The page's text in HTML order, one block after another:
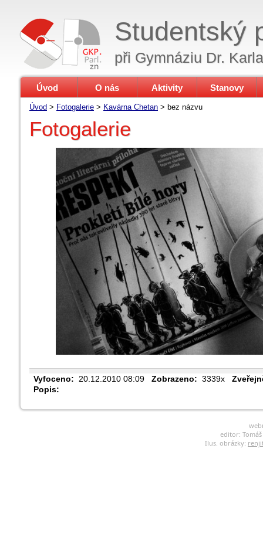
Studentský
při Gymnáziu Dr.
Úvod O nás Aktivity Stanovy
Úvod > Fotogalerie > Kavárna Chetan > bez názvu
Fotogalerie
Vyfoceno: 20.12.2010 08:09 Zobrazeno: 3339x
Popis:
editor:
Ilus. obrázky: